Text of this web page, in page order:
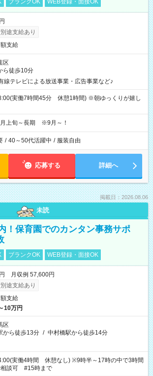
ブランクOK WEB登録・面接OK
途支給あり
支給
区
ら徒歩10分
線テレビによる放送事業・広告事業など♪
実働7時間45分 休憩1時間) ※朝ゆっくりが嬉し
上旬～長期 ※9月～！
/ 40～50代活躍中 / 服装自由
応募する 詳細へ
掲載日：2026.08.06
未読
！保育園でのカンタン事務サポ
ブランクOK WEB登録・面接OK
月収例 57,600円
途支給あり
支給
10万円
区
から徒歩13分 / 中村橋駅から徒歩14分
実働4時間 休憩なし) ※9時半～17時の中で3時間
相談可 #15時まで